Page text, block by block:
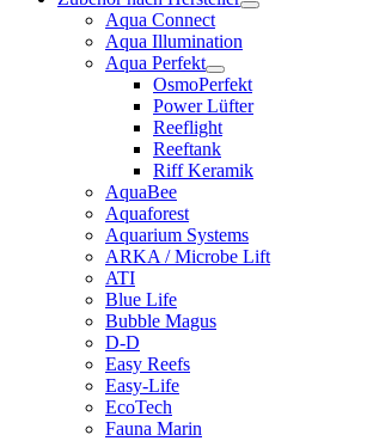
Aqua Connect
Aqua Illumination
Aqua Perfekt
OsmoPerfekt
Power Lüfter
Reeflight
Reeftank
Riff Keramik
AquaBee
Aquaforest
Aquarium Systems
ARKA / Microbe Lift
ATI
Blue Life
Bubble Magus
D-D
Easy Reefs
Easy-Life
EcoTech
Fauna Marin